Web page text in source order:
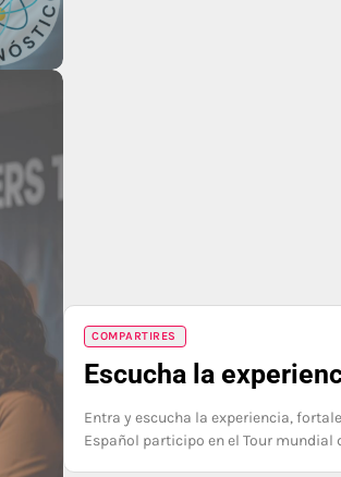
COMPARTIRES
Escucha la
Entra y escucha la experiencia,
Español participo en el Tour mundial